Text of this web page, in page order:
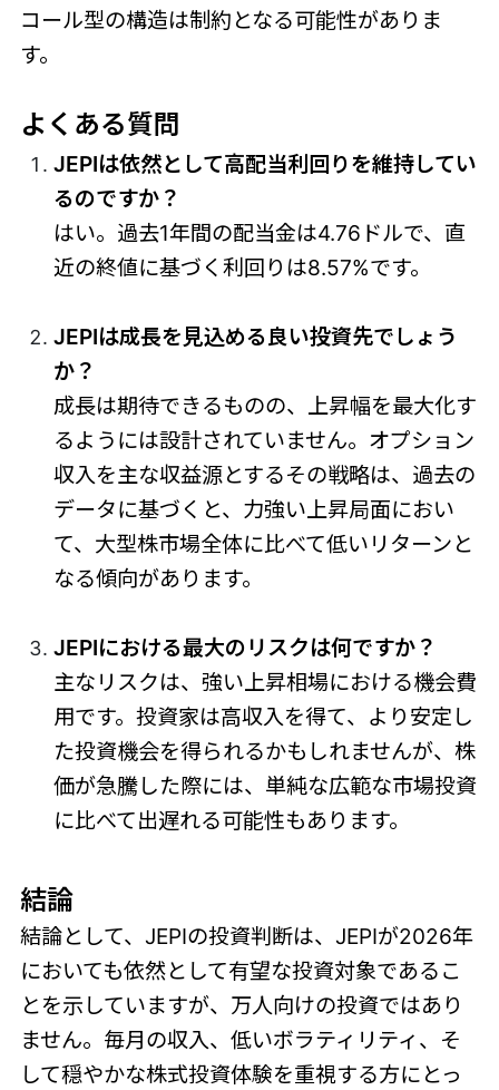
コール型の構造は制約となる可能性がありま
す。
よくある質問
JEPIは依然として高配当利回りを維持してい
るのですか？
はい。過去1年間の配当金は4.76ドルで、直
近の終値に基づく利回りは8.57%です。
JEPIは成長を見込める良い投資先でしょう
か？
成長は期待できるものの、上昇幅を最大化す
るようには設計されていません。オプション
収入を主な収益源とするその戦略は、過去の
データに基づくと、力強い上昇局面におい
て、大型株市場全体に比べて低いリターンと
なる傾向があります。
JEPIにおける最大のリスクは何ですか？
主なリスクは、強い上昇相場における機会費
用です。投資家は高収入を得て、より安定し
た投資機会を得られるかもしれませんが、株
価が急騰した際には、単純な広範な市場投資
に比べて出遅れる可能性もあります。
結論
結論として、JEPIの投資判断は、JEPIが2026年
においても依然として有望な投資対象であるこ
とを示していますが、万人向けの投資ではあり
ません。毎月の収入、低いボラティリティ、そ
して穏やかな株式投資体験を重視する方にとっ